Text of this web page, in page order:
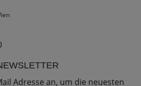
Adresse an, um die neuesten